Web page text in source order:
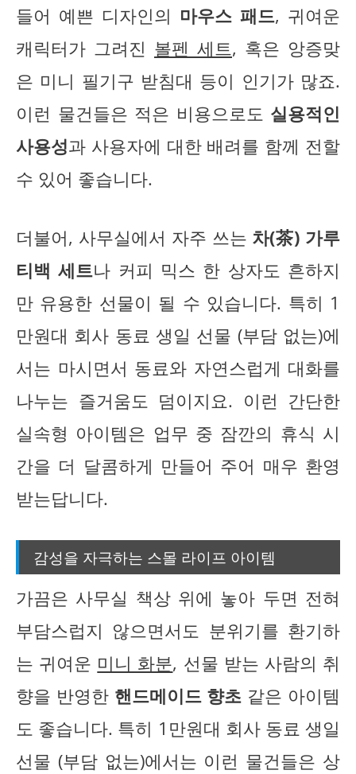
들어 예쁜 디자인의 마우스 패드, 귀여운
캐릭터가 그려진 볼펜 세트, 혹은 앙증맞
은 미니 필기구 받침대 등이 인기가 많죠.
이런 물건들은 적은 비용으로도 실용적인
사용성과 사용자에 대한 배려를 함께 전할
수 있어 좋습니다.
더불어, 사무실에서 자주 쓰는 차(茶) 가루
티백 세트나 커피 믹스 한 상자도 흔하지
만 유용한 선물이 될 수 있습니다. 특히 1
만원대 회사 동료 생일 선물 (부담 없는)에
서는 마시면서 동료와 자연스럽게 대화를
나누는 즐거움도 덤이지요. 이런 간단한
실속형 아이템은 업무 중 잠깐의 휴식 시
간을 더 달콤하게 만들어 주어 매우 환영
받는답니다.
감성을 자극하는 스몰 라이프 아이템
가끔은 사무실 책상 위에 놓아 두면 전혀
부담스럽지 않으면서도 분위기를 환기하
는 귀여운 미니 화분, 선물 받는 사람의 취
향을 반영한 핸드메이드 향초 같은 아이템
도 좋습니다. 특히 1만원대 회사 동료 생일
선물 (부담 없는)에서는 이런 물건들은 상